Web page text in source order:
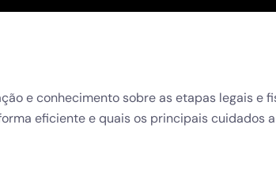
e conhecimento sobre as etapas legais e
eficiente e quais os principais cuidados